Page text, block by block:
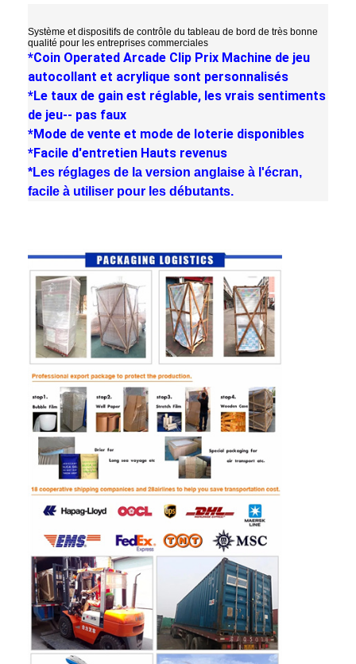
À la maison
Produits
À propos de nous
Visite de l'usine
Contrôle de la qualité
Nous contacter
Nouvelles
Demandez un devis
Machine à griffes de jouet
machine de sucrerie de coton
machine à jouer au marteau
Système et dispositifs de contrôle du tableau de bord de très bonne
qualité pour les entreprises commerciales
*Coin Operated Arcade Clip Prix Machine de jeu
autocollant et acrylique sont personnalisés
*Le taux de gain est réglable, les vrais sentiments
de jeu-- pas faux
*Mode de vente et mode de loterie disponibles
*Facile d'entretien Hauts revenus
*Les réglages de la version anglaise à l'écran,
facile à utiliser pour les débutants.